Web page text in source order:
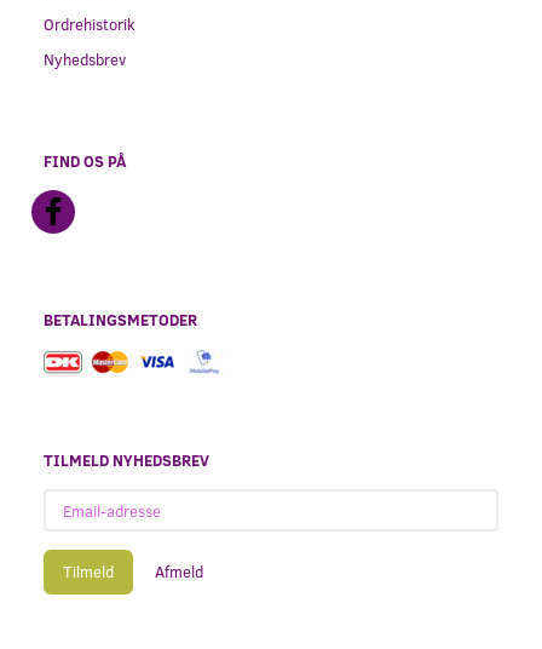
Ordrehistorik
Nyhedsbrev
FIND OS PÅ
BETALINGSMETODER
TILMELD NYHEDSBREV
adresse
Tilmeld Afmeld